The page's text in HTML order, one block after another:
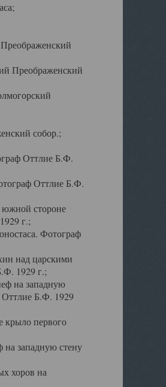
Преображенский
собор.;
Оттлие Б.Ф.
Оттлие Б.Ф.
стороне
г.;
Фотограф
над царскими
1929 г.;
на западную
Оттлие Б.Ф. 1929
крыло первого
западную стену
хоров на